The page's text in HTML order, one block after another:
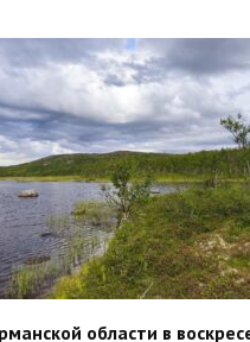
области в